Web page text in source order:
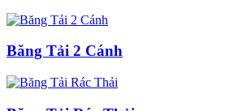
Băng Tải 2 Cánh